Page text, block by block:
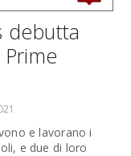
debutta
e lavorano i
e due di loro